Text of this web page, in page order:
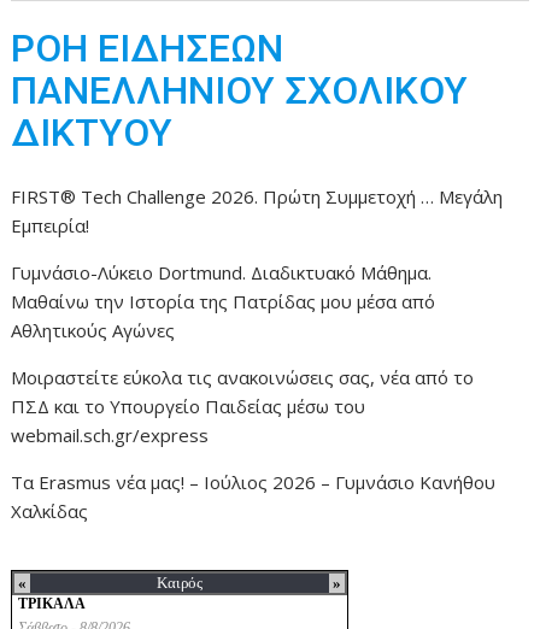
ΡΟΗ ΕΙΔΗΣΕΩΝ
ΠΑΝΕΛΛΗΝΙΟΥ ΣΧΟΛΙΚΟΥ
ΔΙΚΤΥΟΥ
FIRST® Tech Challenge 2026. Πρώτη Συμμετοχή … Μεγάλη
Εμπειρία!
Γυμνάσιο-Λύκειο Dortmund. Διαδικτυακό Μάθημα.
Μαθαίνω την Ιστορία της Πατρίδας μου μέσα από
Αθλητικούς Αγώνες
Μοιραστείτε εύκολα τις ανακοινώσεις σας, νέα από το
ΠΣΔ και το Υπουργείο Παιδείας μέσω του
webmail.sch.gr/express
Τα Erasmus νέα μας! – Ιούλιος 2026 – Γυμνάσιο Κανήθου
Χαλκίδας